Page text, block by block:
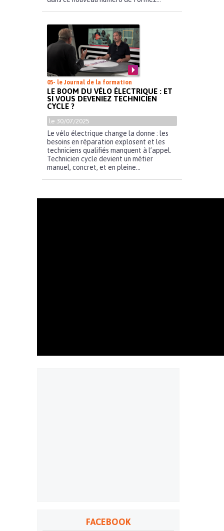
05- le Journal de la formation
LE BOOM DU VÉLO ÉLECTRIQUE : ET
SI VOUS DEVENIEZ TECHNICIEN
CYCLE ?
le 30/07/2025
Le vélo électrique change la donne : les
besoins en réparation explosent et les
techniciens qualifiés manquent à l’appel.
Technicien cycle devient un métier
manuel, concret, et en pleine...
FACEBOOK